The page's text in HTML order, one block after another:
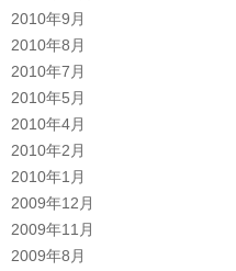
2010年9月
2010年8月
2010年7月
2010年5月
2010年4月
2010年2月
2010年1月
2009年12月
2009年11月
2009年8月